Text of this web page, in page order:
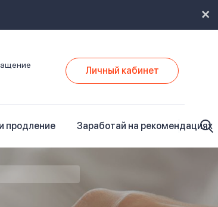
Личный кабинет
продление Заработай на рекомендациях